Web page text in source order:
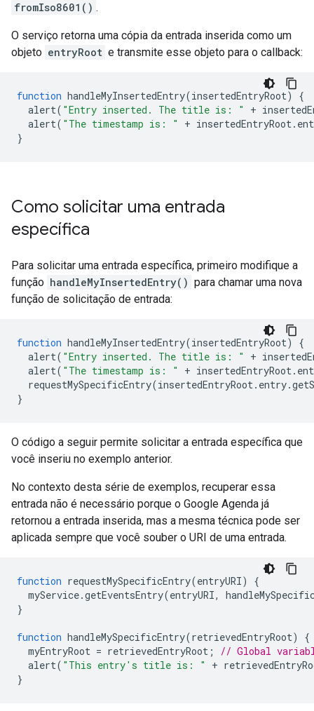
fromIso8601() .
O serviço retorna uma cópia da entrada inserida como um
objeto entryRoot e transmite esse objeto para o callback:
function handleMyInsertedEntry(insertedEntryRoot)
{
alert( "Entry inserted. The title is: " +
alert( "The timestamp is: " + insertedEntryRoot.
}
Como solicitar uma entrada
específica
Para solicitar uma entrada específica, primeiro modifique a
função handleMyInsertedEntry() para chamar uma nova
função de solicitação de entrada:
function handleMyInsertedEntry(insertedEntryRoot)
{
alert( "Entry inserted. The title is: " +
alert( "The timestamp is: " + insertedEntryRoot.
requestMySpecificEntry(insertedEntryRoot. entry.
}
O código a seguir permite solicitar a entrada específica que
você inseriu no exemplo anterior.
No contexto desta série de exemplos, recuperar essa
entrada não é necessário porque o Google Agenda já
retornou a entrada inserida, mas a mesma técnica pode ser
aplicada sempre que você souber o URI de uma entrada.
function requestMySpecificEntry(entryURI)
{
myService.getEventsEntry(entryURI,
}
function handleMySpecificEntry(retrievedEntryRoot)
{
myEntryRoot = retrievedEntryRoot ;
// Global
alert( "This entry's title is: " +
}